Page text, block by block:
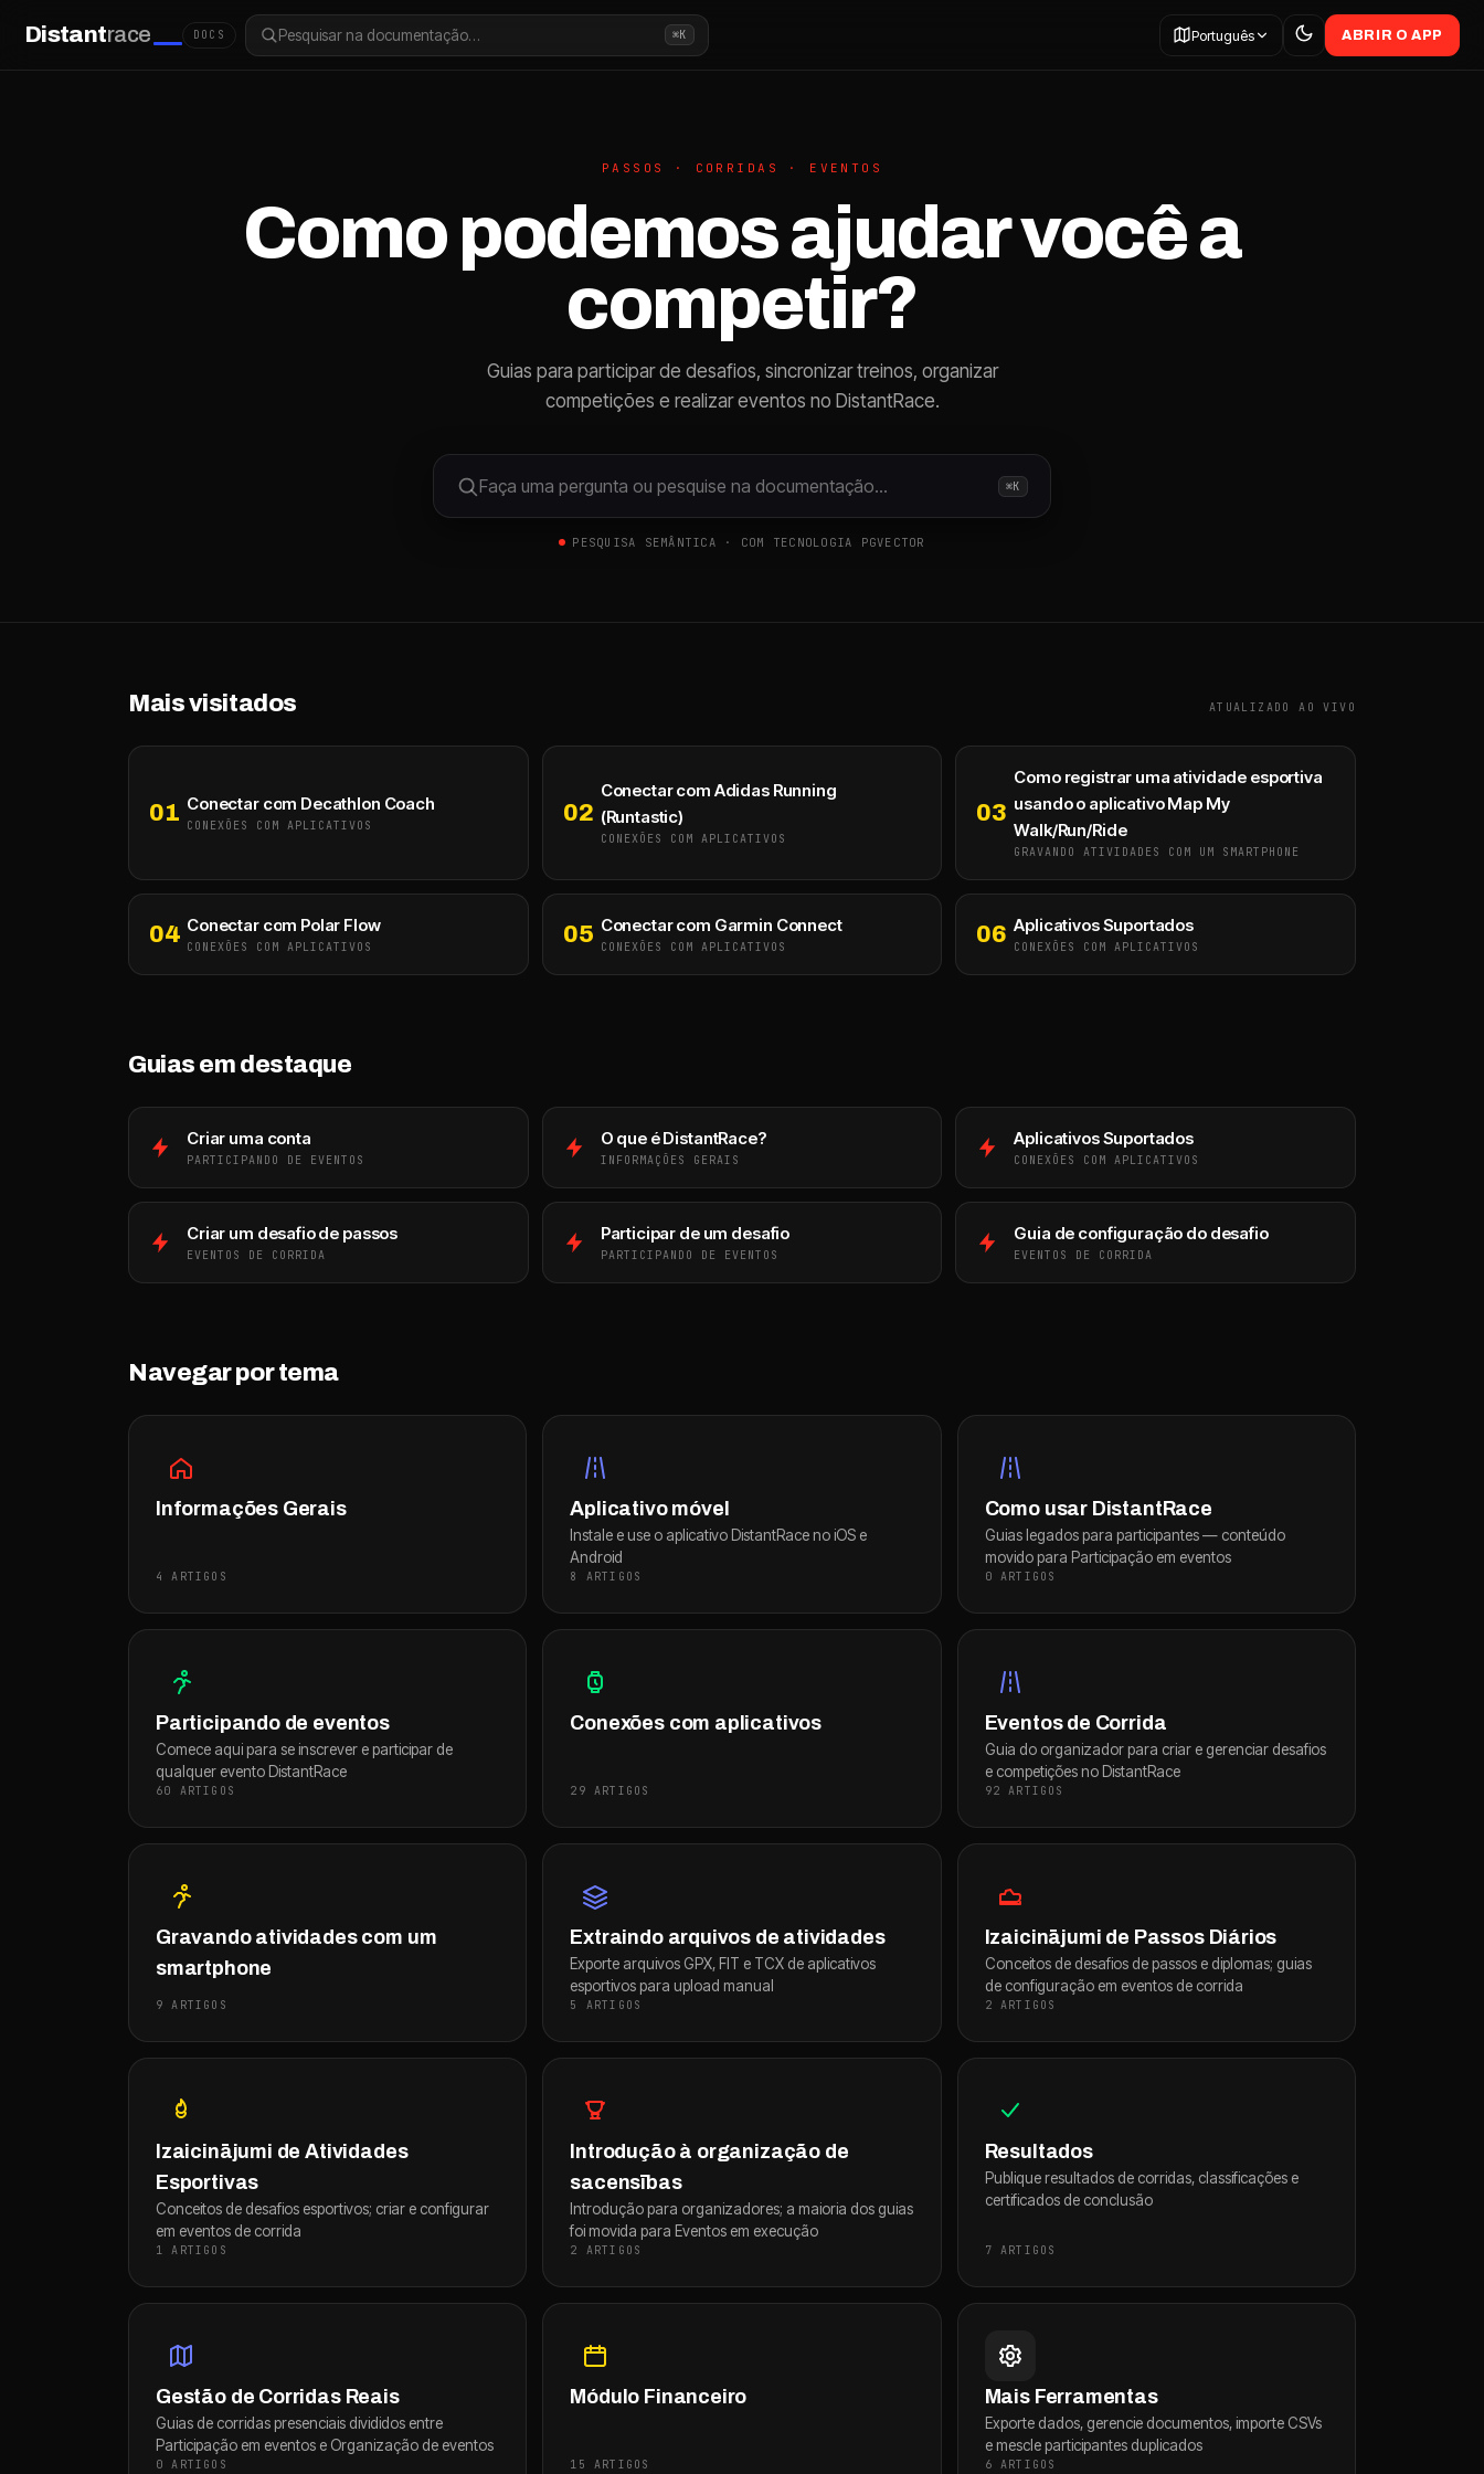
Distantrace DOCS Pesquisar na documentação… ⌘K Português ABRIR O APP
PASSOS · CORRIDAS · EVENTOS
Como podemos ajudar você a
competir?
Guias para participar de desafios, sincronizar treinos, organizar
competições e realizar eventos no DistantRace.
Faça uma pergunta ou pesquise na documentação… ⌘K
PESQUISA SEMÂNTICA · COM TECNOLOGIA PGVECTOR
Mais visitados ATUALIZADO AO VIVO
01 Conectar com Decathlon Coach
CONEXÕES COM APLICATIVOS 02
Conectar com Adidas Running
(Runtastic)
CONEXÕES COM APLICATIVOS
03
Como registrar uma atividade esportiva
usando o aplicativo Map My
Walk/Run/Ride
GRAVANDO ATIVIDADES COM UM SMARTPHONE
04 Conectar com Polar Flow
CONEXÕES COM APLICATIVOS 05 Conectar com Garmin Connect
CONEXÕES COM APLICATIVOS 06 Aplicativos Suportados
CONEXÕES COM APLICATIVOS
Guias em destaque
Criar uma conta
PARTICIPANDO DE EVENTOS
O que é DistantRace?
INFORMAÇÕES GERAIS
Aplicativos Suportados
CONEXÕES COM APLICATIVOS
Criar um desafio de passos
EVENTOS DE CORRIDA
Participar de um desafio
PARTICIPANDO DE EVENTOS
Guia de configuração do desafio
EVENTOS DE CORRIDA
Navegar por tema
Informações Gerais
4 ARTIGOS
Aplicativo móvel
Instale e use o aplicativo DistantRace no iOS e
Android
8 ARTIGOS
Como usar DistantRace
Guias legados para participantes — conteúdo
movido para Participação em eventos
0 ARTIGOS
Participando de eventos
Comece aqui para se inscrever e participar de
qualquer evento DistantRace
60 ARTIGOS
Conexões com aplicativos
29 ARTIGOS
Eventos de Corrida
Guia do organizador para criar e gerenciar desafios
e competições no DistantRace
92 ARTIGOS
Gravando atividades com um
smartphone
9 ARTIGOS
Extraindo arquivos de atividades
Exporte arquivos GPX, FIT e TCX de aplicativos
esportivos para upload manual
5 ARTIGOS
Izaicinājumi de Passos Diários
Conceitos de desafios de passos e diplomas; guias
de configuração em eventos de corrida
2 ARTIGOS
Izaicinājumi de Atividades
Esportivas
Conceitos de desafios esportivos; criar e configurar
em eventos de corrida
1 ARTIGOS
Introdução à organização de
sacensības
Introdução para organizadores; a maioria dos guias
foi movida para Eventos em execução
2 ARTIGOS
Resultados
Publique resultados de corridas, classificações e
certificados de conclusão
7 ARTIGOS
Gestão de Corridas Reais
Guias de corridas presenciais divididos entre
Participação em eventos e Organização de eventos
0 ARTIGOS
Módulo Financeiro
15 ARTIGOS
Mais Ferramentas
Exporte dados, gerencie documentos, importe CSVs
e mescle participantes duplicados
6 ARTIGOS